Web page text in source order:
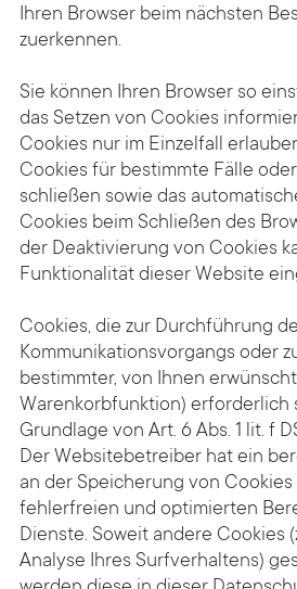
Ihren Browser beim nächsten
zuerkennen.
Sie können Ihren Browser so
das Setzen von Cookies
Cookies nur im Einzel­fall
Cookies für bestimmte Fälle
schließen sowie das
Cookies beim Schließen des
der Deaktivierung von Cookies
Funktionalität dieser Website
Cookies, die zur Durch­führung
Kommunikations­vorgangs oder
bestimmter, von Ihnen
Waren­korb­funktion) erforder­lich
Grund­lage von Art. 6 Abs. 1 lit. f
Der Websitebetreiber hat ein
an der Speicherung von
fehler­freien und optimierten
Dienste. Soweit andere Cookies
Analyse Ihres Surf­verhaltens)